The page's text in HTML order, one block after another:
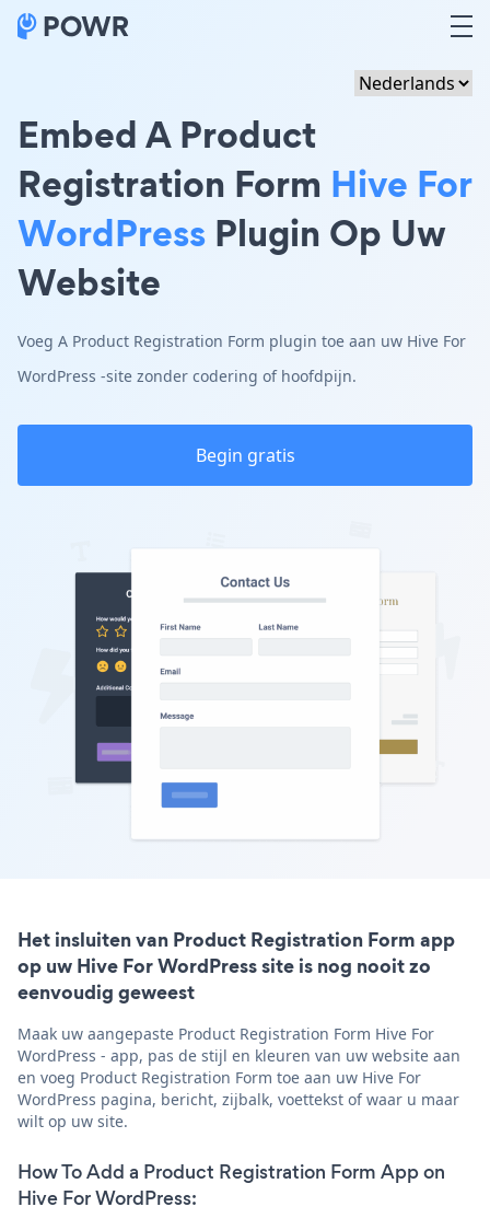
Embed A Product
Registration Form Hive For
WordPress Plugin Op Uw
Website
Voeg A Product Registration Form plugin toe aan uw Hive For
WordPress -site zonder codering of hoofdpijn.
Begin gratis
Het insluiten van Product Registration Form app
op uw Hive For WordPress site is nog nooit zo
eenvoudig geweest
Maak uw aangepaste Product Registration Form Hive For
WordPress - app, pas de stijl en kleuren van uw website aan
en voeg Product Registration Form toe aan uw Hive For
WordPress pagina, bericht, zijbalk, voettekst of waar u maar
wilt op uw site.
How To Add a Product Registration Form App on
Hive For WordPress: